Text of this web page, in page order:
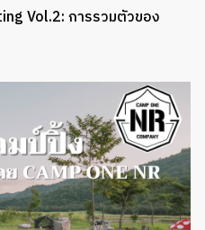
Vol.2: การรวมตัวของ